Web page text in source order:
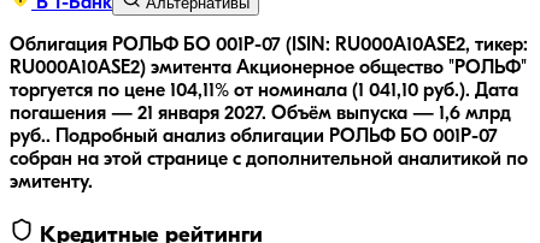
Облигация РОЛЬФ БО 001Р-07 (ISIN: RU000A10ASE2, тикер:
RU000A10ASE2) эмитента Акционерное общество "РОЛЬФ"
торгуется по цене 104,11% от номинала (1 041,10 руб.). Дата
погашения — 21 января 2027. Объём выпуска — 1,6 млрд
руб..
Подробный анализ облигации РОЛЬФ БО 001Р-07
собран на этой странице с дополнительной аналитикой по
эмитенту.
Кредитные рейтинги